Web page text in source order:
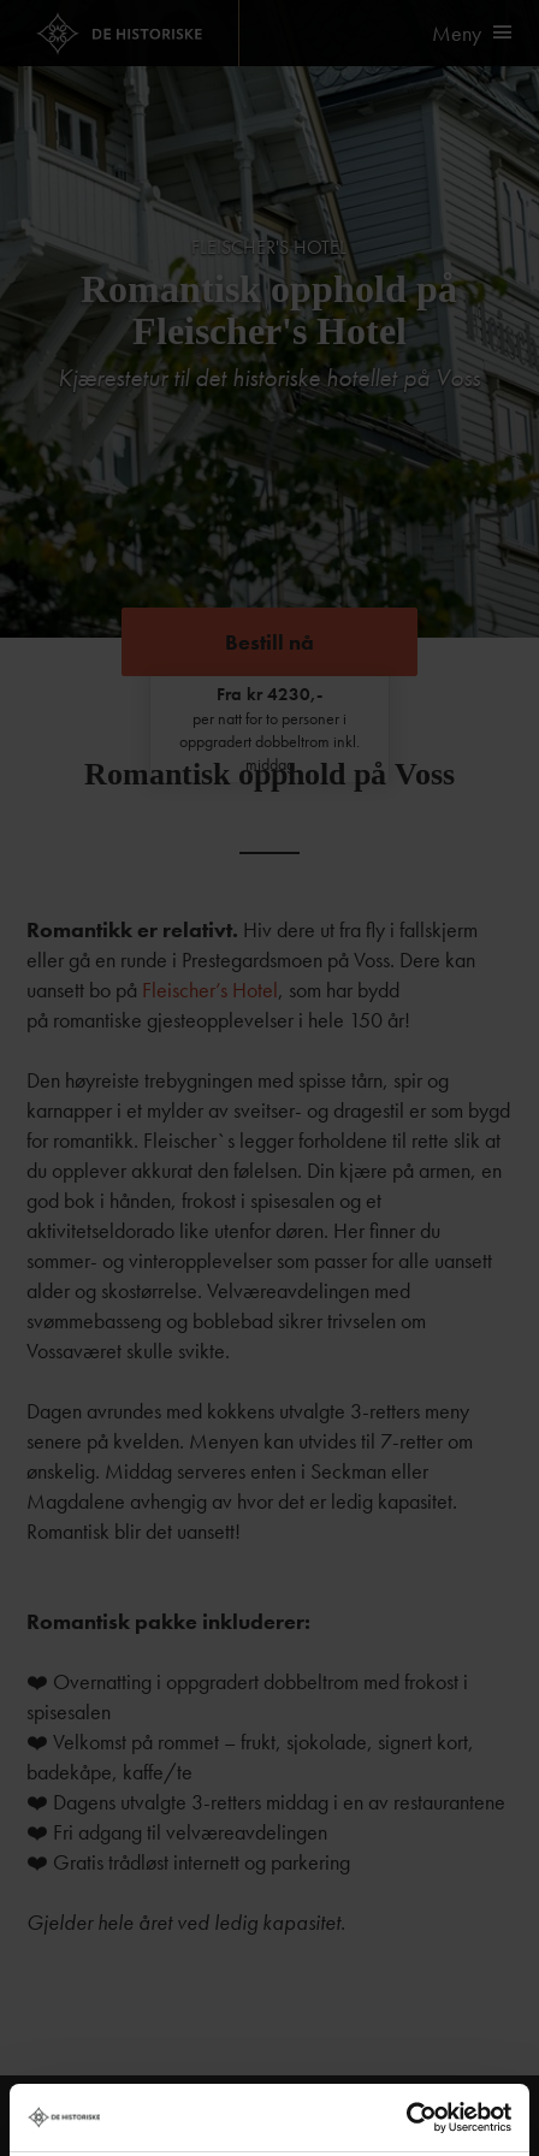
Meny
FLEISCHER'S HOTEL
Romantisk opphold på
Fleischer's Hotel
Kjærestetur til det historiske hotellet på Voss
Bestill nå
Fra kr 4230,-
per natt for to personer i
oppgradert dobbeltrom inkl.
middag
Romantisk opphold på Voss
Romantikk er relativt. Hiv dere ut fra fly i fallskjerm
eller gå en runde i Prestegardsmoen på Voss. Dere kan
uansett bo på Fleischer’s Hotel, som har bydd
på romantiske gjesteopplevelser i hele 150 år!
Den høyreiste trebygningen med spisse tårn, spir og
karnapper i et mylder av sveitser- og dragestil er som bygd
for romantikk. Fleischer`s legger forholdene til rette slik at
du opplever akkurat den følelsen. Din kjære på armen, en
god bok i hånden, frokost i spisesalen og et
aktivitetseldorado like utenfor døren. Her finner du
sommer- og vinteropplevelser som passer for alle uansett
alder og skostørrelse. Velværeavdelingen med
svømmebasseng og boblebad sikrer trivselen om
Vossaværet skulle svikte.
Dagen avrundes med kokkens utvalgte 3-retters meny
senere på kvelden. Menyen kan utvides til 7-retter om
ønskelig. Middag serveres enten i Seckman eller
Magdalene avhengig av hvor det er ledig kapasitet.
Romantisk blir det uansett!
Romantisk pakke inkluderer:
❤️ Overnatting i oppgradert dobbeltrom med frokost i
spisesalen
❤️ Velkomst på rommet – frukt, sjokolade, signert kort,
badekåpe, kaffe/te
❤️ Dagens utvalgte 3-retters middag i en av restaurantene
❤️ Fri adgang til velværeavdelingen
❤️ Gratis trådløst internett og parkering
Gjelder hele året ved ledig kapasitet.